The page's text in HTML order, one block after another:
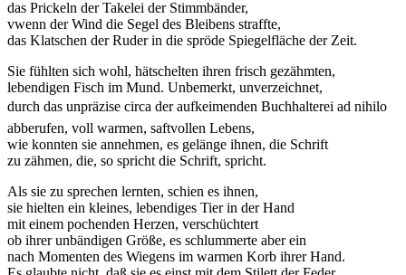
das Prickeln der Takelei der Stimmbänder,
vwenn der Wind die Segel des Bleibens straffte,
das Klatschen der Ruder in die spröde Spiegelfläche der Zeit.
Sie fühlten sich wohl, hätschelten ihren frisch gezähmten,
lebendigen Fisch im Mund. Unbemerkt, unverzeichnet,
durch das unpräzise circa der aufkeimenden Buchhalterei ad nihilo
abberufen, voll warmen, saftvollen Lebens,
wie konnten sie annehmen, es gelänge ihnen, die Schrift
zu zähmen, die, so spricht die Schrift, spricht.
Als sie zu sprechen lernten, schien es ihnen,
sie hielten ein kleines, lebendiges Tier in der Hand
mit einem pochenden Herzen, verschüchtert
ob ihrer unbändigen Größe, es schlummerte aber ein
nach Momenten des Wiegens im warmen Korb ihrer Hand.